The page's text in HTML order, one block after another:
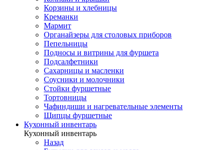
Корзины и хлебницы
Креманки
Мармит
Органайзеры для столовых приборов
Пепельницы
Подносы и витрины для фуршета
Подсалфетники
Сахарницы и масленки
Соусники и молочники
Стойки фуршетные
Тортовницы
Чафиндиши и нагревательные элементы
Щипцы фуршетные
Кухонный инвентарь
Кухонный инвентарь
Назад